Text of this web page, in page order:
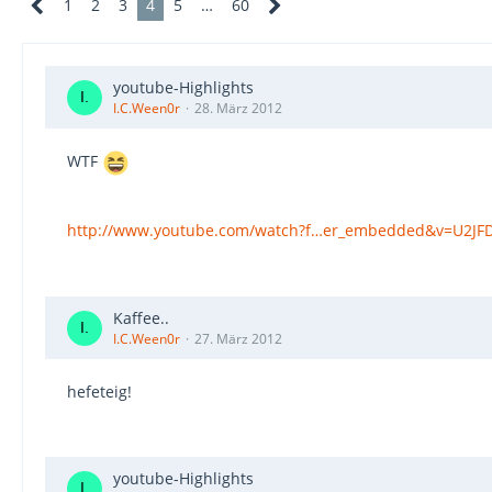
1 2 3 4 5 … 60
youtube-Highlights
I.C.Ween0r 28. März 2012
WTF
http://www.youtube.com/
Kaffee..
I.C.Ween0r 27. März 2012
hefeteig!
youtube-Highlights